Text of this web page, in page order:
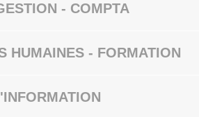
- COMPTA
HUMAINES - FORMATION